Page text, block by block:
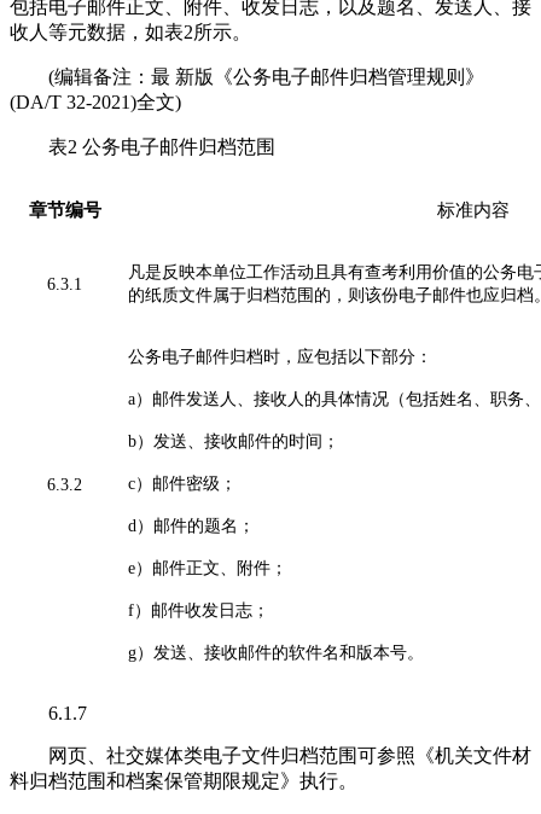
包括电子邮件正文、附件、收发日志，以及题名、发送人、接
收人等元数据，如表2所示。
(编辑备注：最 新版《公务电子邮件归档管理规则》
(DA/T 32-2021)全文)
表2 公务电子邮件归档范围
章节编号 标准内容
6.3.1
凡是反映本单位工作活动且具有查考利用价值的公务
的纸质文件属于归档范围的，则该份电子邮件也应归档
6.3.2
公务电子邮件归档时，应包括以下部分：
a）邮件发送人、接收人的具体情况（包括姓名、职务
b）发送、接收邮件的时间；
c）邮件密级；
d）邮件的题名；
e）邮件正文、附件；
f）邮件收发日志；
g）发送、接收邮件的软件名和版本号。
6.1.7
网页、社交媒体类电子文件归档范围可参照《机关文件材
料归档范围和档案保管期限规定》执行。